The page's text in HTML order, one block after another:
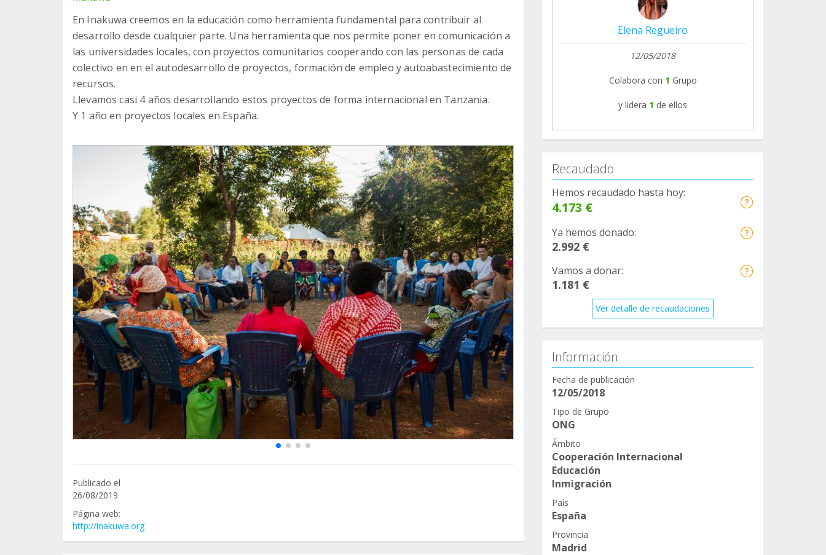
En Inakuwa creemos en la educación como herramienta fundamental para contribuir al
desarrollo desde cualquier parte. Una herramienta que nos permite poner en comunicación a
las universidades locales, con proyectos comunitarios cooperando con las personas de cada
colectivo en en el autodesarrollo de proyectos, formación de empleo y autoabastecimiento de
recursos.
Llevamos casi 4 años desarrollando estos proyectos de forma internacional en Tanzania.
Y 1 año en proyectos locales en España.
Publicado el
26/08/2019
Página web:
http://inakuwa.org
Elena Regueiro
12/05/2018
Colabora con 1 Grupo
y lidera 1 de ellos
Recaudado
Hemos recaudado hasta hoy:
4.173 €
Ya hemos donado:
2.992 €
Vamos a donar:
1.181 €
Ver detalle de recaudaciones
Información
Fecha de publicación
12/05/2018
Tipo de Grupo
ONG
Ámbito
Cooperación Internacional
Educación
Inmigración
País
España
Provincia
Madrid